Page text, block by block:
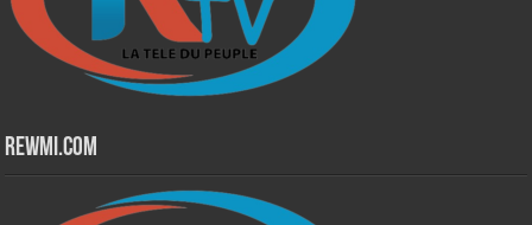
Rewmi.Com